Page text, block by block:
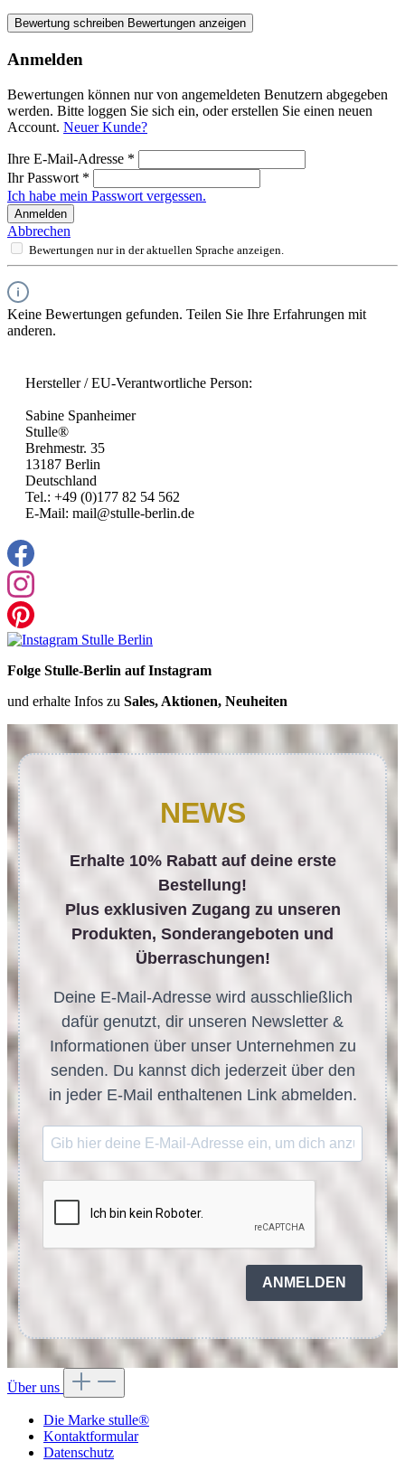
Bewertung schreiben Bewertungen anzeigen
Anmelden
Bewertungen können nur von angemeldeten Benutzern abgegeben
werden. Bitte loggen Sie sich ein, oder erstellen Sie einen neuen
Account. Neuer Kunde?
Ihre E-Mail-Adresse *
Ihr Passwort *
Ich habe mein Passwort vergessen.
Anmelden
Abbrechen
Bewertungen nur in der aktuellen Sprache anzeigen.
Keine Bewertungen gefunden. Teilen Sie Ihre Erfahrungen mit
anderen.
Hersteller / EU-Verantwortliche Person:
Sabine Spanheimer
Stulle®
Brehmestr. 35
13187 Berlin
Deutschland
Tel.: +49 (0)177 82 54 562
E-Mail: mail@stulle-berlin.de
Folge Stulle-Berlin auf Instagram
und erhalte Infos zu Sales, Aktionen, Neuheiten
NEWS
Erhalte 10% Rabatt auf deine erste
Bestellung!
Plus exklusiven Zugang zu unseren
Produkten, Sonderangeboten und
Überraschungen!
Deine E-Mail-Adresse wird ausschließlich
dafür genutzt, dir unseren Newsletter &
Informationen über unser Unternehmen zu
senden. Du kannst dich jederzeit über den
in jeder E-Mail enthaltenen Link abmelden.
ANMELDEN
Über uns
Die Marke stulle®
Kontaktformular
Datenschutz